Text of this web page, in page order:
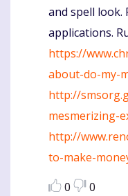
and spell look.
applications.
https://
about-do-my-
http://
mesmerizing-
http://
to-make-
0
0